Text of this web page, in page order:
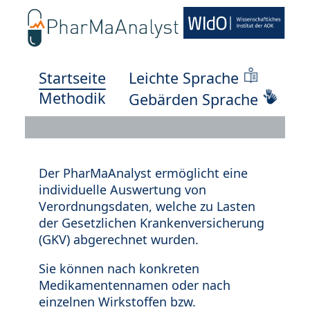
Startseite
Methodik
Leichte Sprache
Gebärden Sprache
Der PharMaAnalyst ermöglicht eine
individuelle Auswertung von
Verordnungsdaten, welche zu Lasten
der Gesetzlichen Krankenversicherung
(GKV) abgerechnet wurden.
Sie können nach konkreten
Medikamentennamen oder nach
einzelnen Wirkstoffen bzw.